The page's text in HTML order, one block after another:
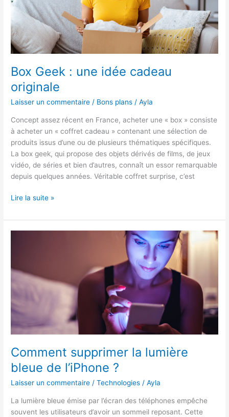
?
Box Geek : une idée cadeau
originale
Laisser un commentaire / Bons plans /Ayla
Concept assez récent en France, acheter une « box » consiste
à acheter un « coffret cadeau » contenant une sélection de
produits issus d’une ou de plusieurs thématiques spécifiques.
La box geek, qui propose des objets dérivés de films, de jeux
vidéo, de séries et bien d’autres, connaît un essor remarquable
depuis quelques années. Véritable coffret surprise, c’est
Box
:
une
Lire la suite »
Comment supprimer la lumière
bleue de l’iPhone ?
Laisser un commentaire /Technologies /Ayla
La lumière bleue émise par l’écran des téléphones empêche
souvent les utilisateurs d’avoir un sommeil reposant. Cette